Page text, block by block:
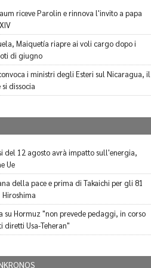
riceve Parolin e rinnova l'invito a papa
Maiquetía riapre ai voli cargo dopo i
di giugno
i ministri degli Esteri sul Nicaragua, il
dissocia
del 12 agosto avrà impatto sull'energia,
Ue
della pace e prima di Takaichi per gli 81
su Hormuz "non prevede pedaggi, in corso
diretti Usa-Teheran"